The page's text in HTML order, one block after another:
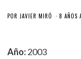
POR JAVIER MIRÓ 8 AÑOS
Año:2003